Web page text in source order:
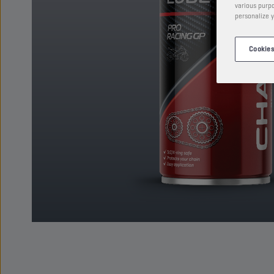
various
personalize